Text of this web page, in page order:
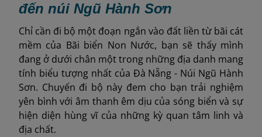
đến núi Ngũ Hành Sơn
Chỉ cần đi bộ một đoạn ngắn vào đất liền từ bãi cát
mềm của Bãi biển Non Nước, bạn sẽ thấy mình
đang ở dưới chân một trong những địa danh mang
tính biểu tượng nhất của Đà Nẵng - Núi Ngũ Hành
Sơn. Chuyến đi bộ này đem cho bạn trải nghiệm
yên bình với âm thanh êm dịu của sóng biển và sự
hiện diện hùng vĩ của những kỳ quan tâm linh và
địa chất.